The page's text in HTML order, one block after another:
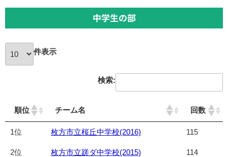
中学生の部
件表示
検索:
順位 チーム名 回数
1位 枚方市立桜丘中学校(2016) 115
2位 枚方市立蹉ダ中学校(2015) 114